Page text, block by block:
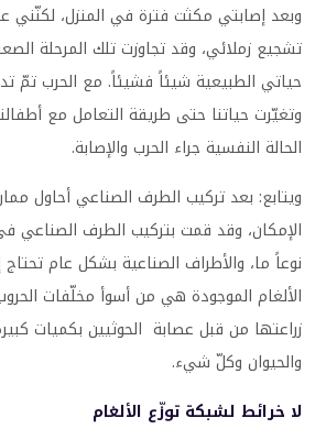
وبعد إصابتي مكثت فترة في المنزل، لكنّني
تشجيع زملائي، وقد تجاوزت تلك المرحلة
حياتي الطبيعية شيئاً فشيئاً. مع الحرب تمّ
وتغيّرت حياتنا حتى طريقة التعامل مع
الحالة النفسية جراء الحرب والإصابة.
ويتابع: بعد تركيب الطرف الصناعي أحاول
الإمكان، وقد قمت بتركيب الطرف الصناعي
نوعاً ما، والأطراف الصناعية بشكل عام
الألغام الموجودة هي من أسوأ مخلّفات
زراعتها من قبل عصابة الحوثيين بكميات
والحيوان وكلّ شيء.
لا خرائط لشبكة توزّع الألغام